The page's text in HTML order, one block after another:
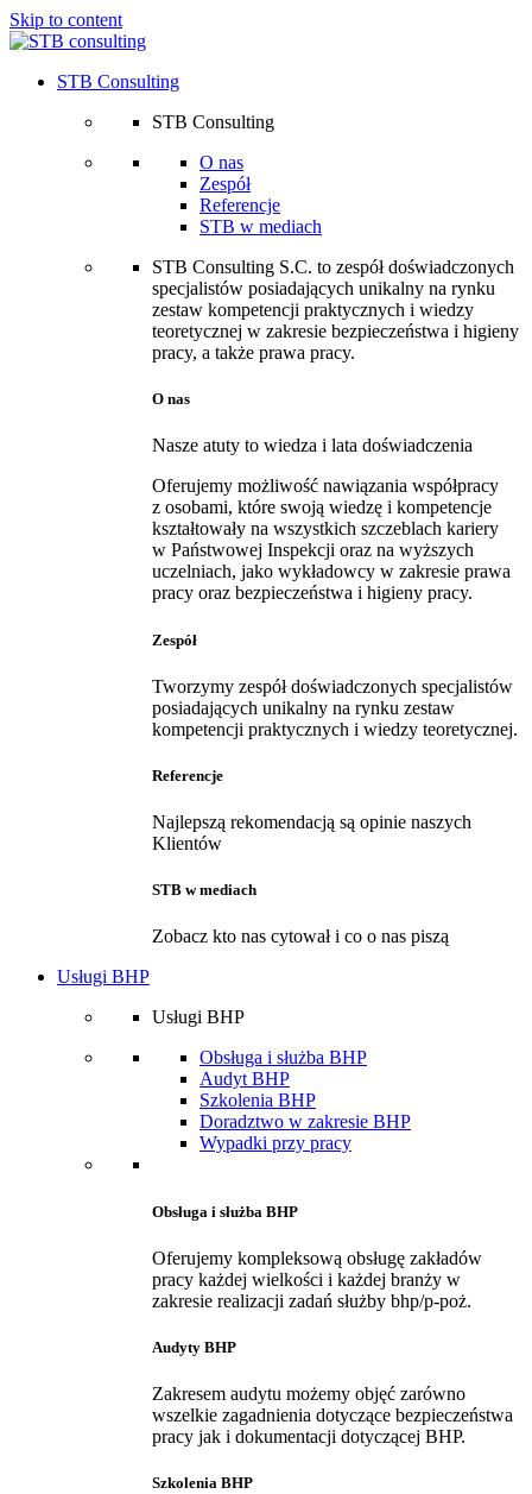
Skip to content
STB Consulting
STB Consulting
O nas
Zespół
Referencje
STB w mediach
STB Consulting S.C. to zespół doświadczonych
specjalistów posiadających unikalny na rynku
zestaw kompetencji praktycznych i wiedzy
teoretycznej w zakresie bezpieczeństwa i higieny
pracy, a także prawa pracy.
O nas
Nasze atuty to wiedza i lata doświadczenia
Oferujemy możliwość nawiązania współpracy
z osobami, które swoją wiedzę i kompetencje
kształtowały na wszystkich szczeblach kariery
w Państwowej Inspekcji oraz na wyższych
uczelniach, jako wykładowcy w zakresie prawa
pracy oraz bezpieczeństwa i higieny pracy.
Zespół
Tworzymy zespół doświadczonych specjalistów
posiadających unikalny na rynku zestaw
kompetencji praktycznych i wiedzy teoretycznej.
Referencje
Najlepszą rekomendacją są opinie naszych
Klientów
STB w mediach
Zobacz kto nas cytował i co o nas piszą
Usługi BHP
Usługi BHP
Obsługa i służba BHP
Audyt BHP
Szkolenia BHP
Doradztwo w zakresie BHP
Wypadki przy pracy
Obsługa i służba BHP
Oferujemy kompleksową obsługę zakładów
pracy każdej wielkości i każdej branży w
zakresie realizacji zadań służby bhp/p-poż.
Audyty BHP
Zakresem audytu możemy objęć zarówno
wszelkie zagadnienia dotyczące bezpieczeństwa
pracy jak i dokumentacji dotyczącej BHP.
Szkolenia BHP